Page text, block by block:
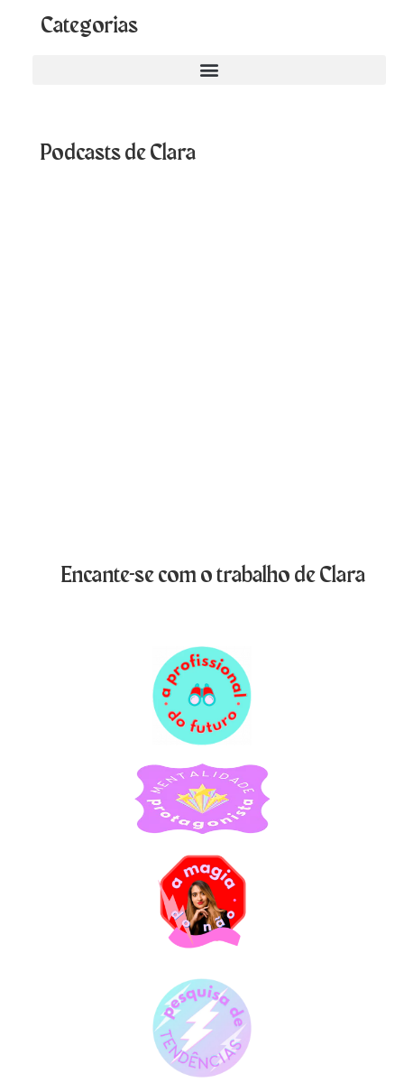
Categorias
Podcasts de Clara
Encante-se com o trabalho de Clara